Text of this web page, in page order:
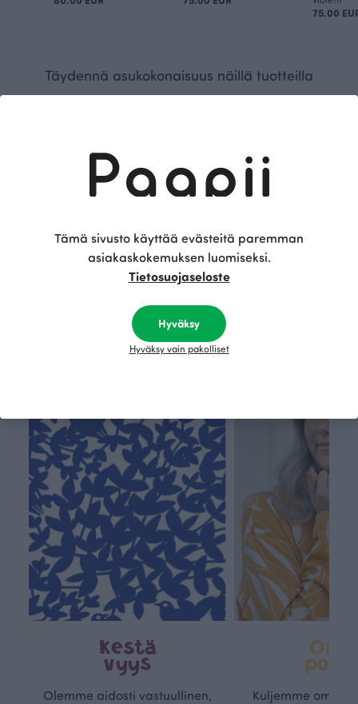
75.00
Täydennä asukokonaisuus näillä tuotteilla
80.00 EUR
Kestä
vyys
Olemme aidosti vastuullinen,
Oma
Kuljemme omaa,
Tämä sivusto käyttää evästeitä paremman
asiakaskokemuksen luomiseksi.
Tietosuojaseloste
Hyväksy
Hyväksy vain pakolliset